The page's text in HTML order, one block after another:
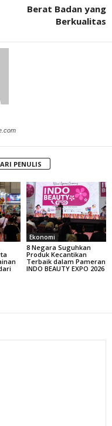
Berat Badan yang
Berkualitas
PENULIS
Ekonomi
8 Negara Suguhkan
Produk Kecantikan
Terbaik dalam Pameran
INDO BEAUTY EXPO 2026